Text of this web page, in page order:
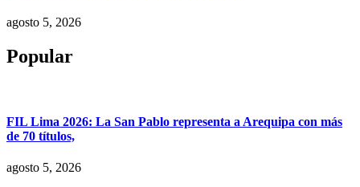
agosto 5, 2026
Popular
FIL Lima 2026: La San Pablo representa a Arequipa con más
de 70 títulos,
agosto 5, 2026